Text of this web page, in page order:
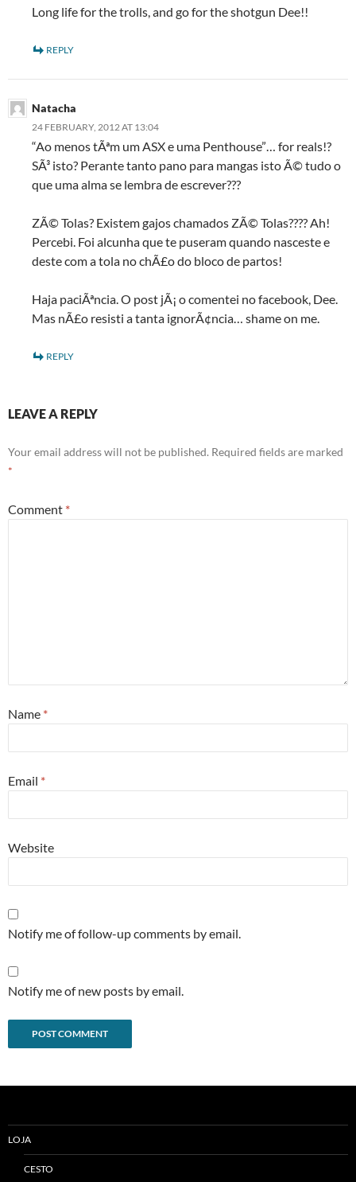
Long life for the trolls, and go for the shotgun Dee!!
REPLY
Natacha
24 FEBRUARY, 2012 AT 13:04
“Ao menos tÃªm um ASX e uma Penthouse”… for reals!?
SÃ³ isto? Perante tanto pano para mangas isto Ã© tudo o
que uma alma se lembra de escrever???
ZÃ© Tolas? Existem gajos chamados ZÃ© Tolas???? Ah!
Percebi. Foi alcunha que te puseram quando nasceste e
deste com a tola no chÃ£o do bloco de partos!
Haja paciÃªncia. O post jÃ¡ o comentei no facebook, Dee.
Mas nÃ£o resisti a tanta ignorÃ¢ncia… shame on me.
REPLY
LEAVE A REPLY
Your email address will not be published. Required fields are marked
*
Comment *
Name *
Email *
Website
Notify me of follow-up comments by email.
Notify me of new posts by email.
LOJA
CESTO